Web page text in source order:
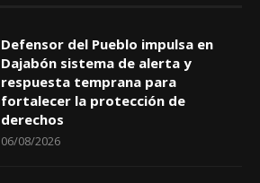
Defensor del Pueblo impulsa en
Dajabón sistema de alerta y
respuesta temprana para
fortalecer la protección de
derechos
06/08/2026